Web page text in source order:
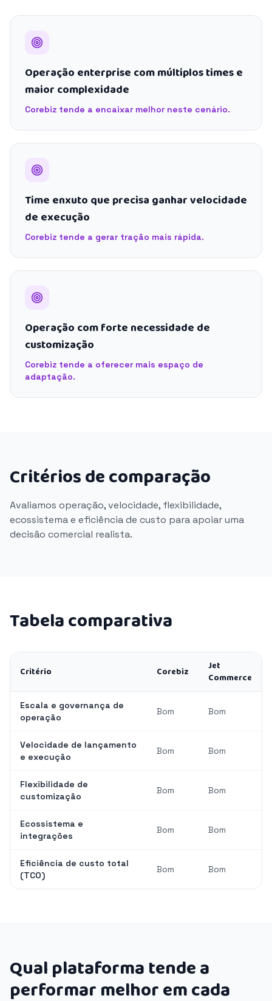
Operação enterprise com múltiplos times e
maior complexidade
Corebiz tende a encaixar melhor neste cenário.
Time enxuto que precisa ganhar velocidade
de execução
Corebiz tende a gerar tração mais rápida.
Operação com forte necessidade de
customização
Corebiz tende a oferecer mais espaço de
adaptação.
Critérios de comparação
Avaliamos operação, velocidade, flexibilidade,
ecossistema e eficiência de custo para apoiar uma
decisão comercial realista.
Tabela comparativa
Critério Corebiz
Jet
Commerce
Escala e governança de
operação
Bom Bom
Velocidade de lançamento
e execução
Bom Bom
Flexibilidade de
customização
Bom Bom
Ecossistema e
integrações
Bom Bom
Eficiência de custo total
(TCO)
Bom Bom
Qual plataforma tende a
performar melhor em cada